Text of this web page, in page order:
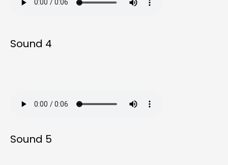
Sound 4
Sound 5